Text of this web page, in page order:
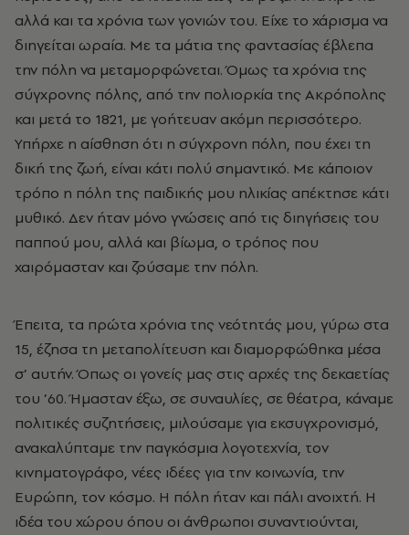
αλλά και τα χρόνια των γονιών του. Είχε το χάρισμα να
διηγείται ωραία. Με τα μάτια της φαντασίας έβλεπα
την πόλη να μεταμορφώνεται. Όμως τα χρόνια της
σύγχρονης πόλης, από την πολιορκία της Ακρόπολης
και μετά το 1821, με γοήτευαν ακόμη περισσότερο.
Υπήρχε η αίσθηση ότι η σύγχρονη πόλη, που έχει τη
δική της ζωή, είναι κάτι πολύ σημαντικό. Με κάποιον
τρόπο η πόλη της παιδικής μου ηλικίας απέκτησε κάτι
μυθικό. Δεν ήταν μόνο γνώσεις από τις διηγήσεις του
παππού μου, αλλά και βίωμα, ο τρόπος που
χαιρόμασταν και ζούσαμε την πόλη.
Έπειτα, τα πρώτα χρόνια της νεότητάς μου, γύρω στα
15, έζησα τη μεταπολίτευση και διαμορφώθηκα μέσα
σ’ αυτήν. Όπως οι γονείς μας στις αρχές της δεκαετίας
του ’60. Ήμασταν έξω, σε συναυλίες, σε θέατρα, κάναμε
πολιτικές συζητήσεις, μιλούσαμε για εκσυγχρονισμό,
ανακαλύπταμε την παγκόσμια λογοτεχνία, τον
κινηματογράφο, νέες ιδέες για την κοινωνία, την
Ευρώπη, τον κόσμο. Η πόλη ήταν και πάλι ανοιχτή. Η
ιδέα του χώρου όπου οι άνθρωποι συναντιούνται,